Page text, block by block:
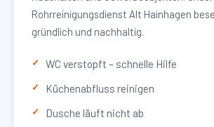
Rohrreinigungsdienst Alt Hainhagen
gründlich und nachhaltig.
WC verstopft – schnelle Hilfe
Küchenabfluss reinigen
Dusche läuft nicht ab